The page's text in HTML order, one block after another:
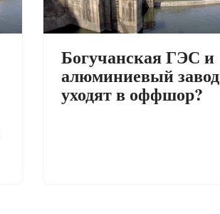
Богучанская ГЭС и
алюминиевый завод
уходят в оффшор?